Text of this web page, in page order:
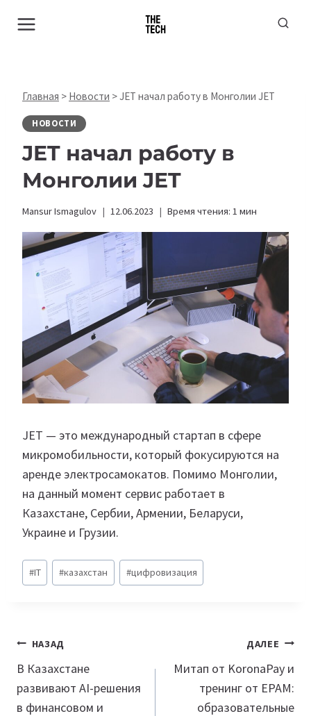
Главная > Новости >JET начал работу в Монголии JET
НОВОСТИ
JET начал работу в
Монголии JET
Mansur Ismagulov 12.06.2023 Время чтения: 1 мин
JET — это международный стартап в сфере
микромобильности, который фокусируются на
аренде электросамокатов. Помимо Монголии,
на данный момент сервис работает в
Казахстане, Сербии, Армении, Беларуси,
Украине и Грузии.
Метки
записи:
#IT #казахстан #цифровизация
Навигация
по
записям
НАЗАД
В Казахстане
развивают AI-решения
в финансовом и
ДАЛЕЕ
Митап от KoronaPay и
тренинг от EPAM:
образовательные